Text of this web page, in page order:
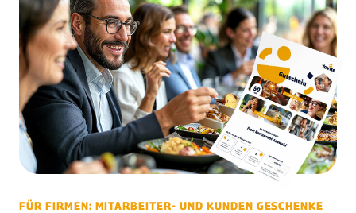
FÜR FIRMEN: MITARBEITER- UND KUNDEN GESCHENKE